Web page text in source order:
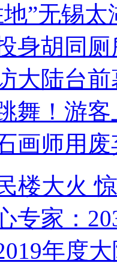
”无锡
身胡同
大陆台
舞！游客
画师用
楼大火
专家：
年度